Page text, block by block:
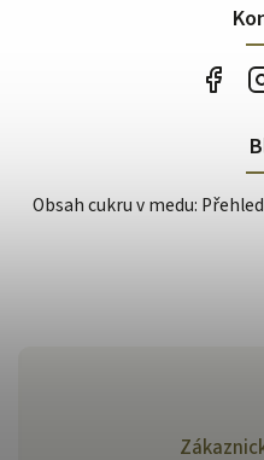
Obsah cukru v medu: